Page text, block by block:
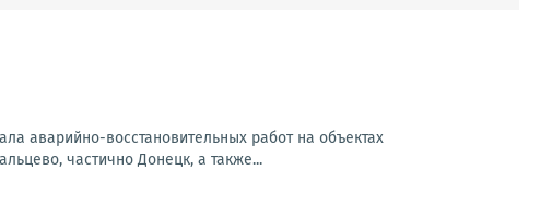
аварийно-восстановительных работ на объектах
частично Донецк, а также...